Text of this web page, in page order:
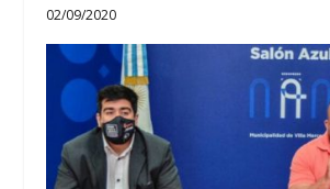
02/09/2020